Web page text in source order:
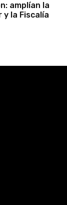
amplían la
y la Fiscalía